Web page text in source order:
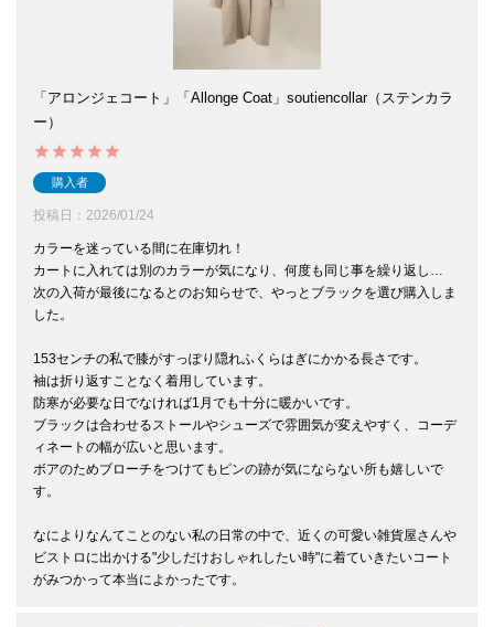
「アロンジェコート」「Allonge Coat」soutiencollar（ステンカラ
ー）
購入者
投稿日 2026/01/24
カラーを迷っている間に在庫切れ！
カートに入れては別のカラーが気になり、何度も同じ事を繰り返し…
次の入荷が最後になるとのお知らせで、やっとブラックを選び購入しま
した。
153センチの私で膝がすっぽり隠れふくらはぎにかかる長さです。
袖は折り返すことなく着用しています。
防寒が必要な日でなければ1月でも十分に暖かいです。
ブラックは合わせるストールやシューズで雰囲気が変えやすく、コーデ
ィネートの幅が広いと思います。
ボアのためブローチをつけてもピンの跡が気にならない所も嬉しいで
す。
なによりなんてことのない私の日常の中で、近くの可愛い雑貨屋さんや
ビストロに出かける"少しだけおしゃれしたい時"に着ていきたいコート
がみつかって本当によかったです。